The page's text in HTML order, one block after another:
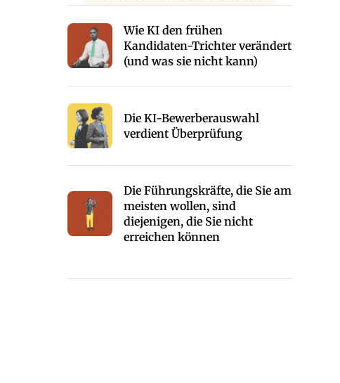
Wie KI den frühen
Kandidaten-Trichter verändert
(und was sie nicht kann)
Die KI-Bewerberauswahl
verdient Überprüfung
Die Führungskräfte, die Sie am
meisten wollen, sind
diejenigen, die Sie nicht
erreichen können